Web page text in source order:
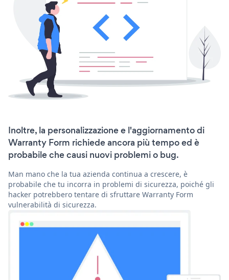
Inoltre, la personalizzazione e l'aggiornamento di
Warranty Form richiede ancora più tempo ed è
probabile che causi nuovi problemi o bug.
Man mano che la tua azienda continua a crescere, è
probabile che tu incorra in problemi di sicurezza, poiché gli
hacker potrebbero tentare di sfruttare Warranty Form
vulnerabilità di sicurezza.